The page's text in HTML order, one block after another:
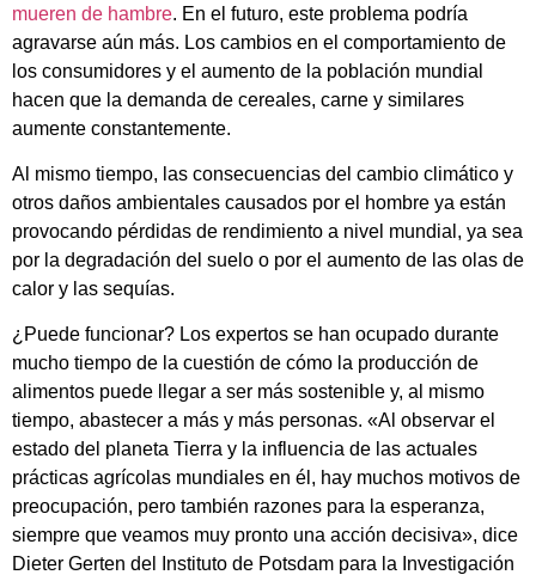
mueren de hambre. En el futuro, este problema podría
agravarse aún más. Los cambios en el comportamiento de
los consumidores y el aumento de la población mundial
hacen que la demanda de cereales, carne y similares
aumente constantemente.
Al mismo tiempo, las consecuencias del cambio climático y
otros daños ambientales causados por el hombre ya están
provocando pérdidas de rendimiento a nivel mundial, ya sea
por la degradación del suelo o por el aumento de las olas de
calor y las sequías.
¿Puede funcionar? Los expertos se han ocupado durante
mucho tiempo de la cuestión de cómo la producción de
alimentos puede llegar a ser más sostenible y, al mismo
tiempo, abastecer a más y más personas. «Al observar el
estado del planeta Tierra y la influencia de las actuales
prácticas agrícolas mundiales en él, hay muchos motivos de
preocupación, pero también razones para la esperanza,
siempre que veamos muy pronto una acción decisiva», dice
Dieter Gerten del Instituto de Potsdam para la Investigación